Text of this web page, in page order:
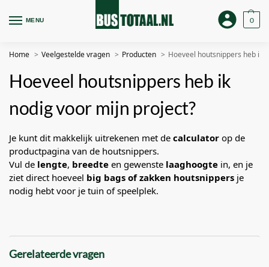
MENU 0
Home Veelgestelde vragen Producten Hoeveel houtsnippers heb ik
Hoeveel houtsnippers heb ik
nodig voor mijn project?
Je kunt dit makkelijk uitrekenen met de calculator op de
productpagina van de houtsnippers.
Vul de lengte, breedte en gewenste laaghoogte in, en je
ziet direct hoeveel big bags of zakken houtsnippers je
nodig hebt voor je tuin of speelplek.
Gerelateerde vragen